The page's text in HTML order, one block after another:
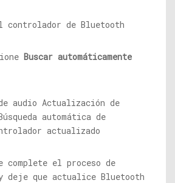
Buscar automáticamente
complete el proceso de
deje que actualice Bluetooth